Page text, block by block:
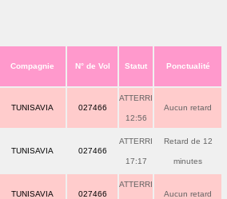
Compagnie N° de Vol Statut Ponctualité
TUNISAVIA 027466
ATTERRI
12:56
Aucun retard
TUNISAVIA 027466
ATTERRI
17:17
Retard de 12
minutes
TUNISAVIA 027466
ATTERRI
Aucun retard